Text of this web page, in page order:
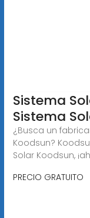
Sistema
Sistema
¿Busca un
Koodsun?
Solar Koodsun,
PRECIO GRATUITO